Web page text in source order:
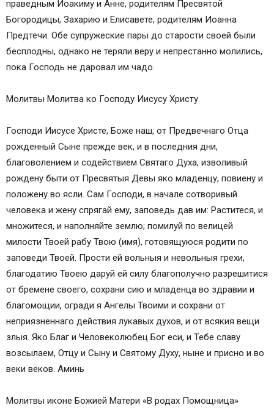
Молитва Пресвятой Богоматери о
беременности и исцелении от женских
заболеваний
Молитва Пресвятой Богоматери о сохранении и
Молитва Святому Духу о беременности
Молитва Блаженной Ксении Петербургской о
беременности
Молитва Ксении Петербургской о
благополучной беременности и рождении
здорового дитя
Молитва о беременности праведным Иоакиму
и Анне
Как правильно молиться о беременности и
рождении ребенка
праведным Иоакиму и Анне, родителям Пресвятой
Богородицы, Захарию и Елисавете, родителям Иоанна
Предтечи. Обе супружеские пары до старости своей были
бесплодны, однако не теряли веру и непрестанно молились,
пока Господь не даровал им чадо.
Молитвы Молитва ко Господу Иисусу Христу
Господи Иисусе Христе, Боже наш, от Предвечнаго Отца
рожденный Сыне прежде век, и в последния дни,
благоволением и содействием Святаго Духа, изволивый
рождену быти от Пресвятыя Девы яко младенцу, повиену и
положену во ясли. Сам Господи, в начале сотворивый
человека и жену спрягай ему, заповедь дав им: Раститеся, и
множитеся, и наполняйте землю; помилуй по велицей
милости Твоей рабу Твою (имя), готовящуюся родити по
заповеди Твоей. Прости ей вольныя и невольныя грехи,
благодатию Твоею даруй ей силу благополучно разрешитися
от бремене своего, сохрани сию и младенца во здравии и
благомощии, огради я Ангелы Твоими и сохрани от
неприязненнаго действия лукавых духов, и от всякия вещи
злыя. Яко Благ и Человеколюбец Бог еси, и Тебе славу
возсылаем, Отцу и Сыну и Святому Духу, ныне и присно и во
веки веков. Аминь
Молитвы иконе Божией Матери «В родах Помощница»